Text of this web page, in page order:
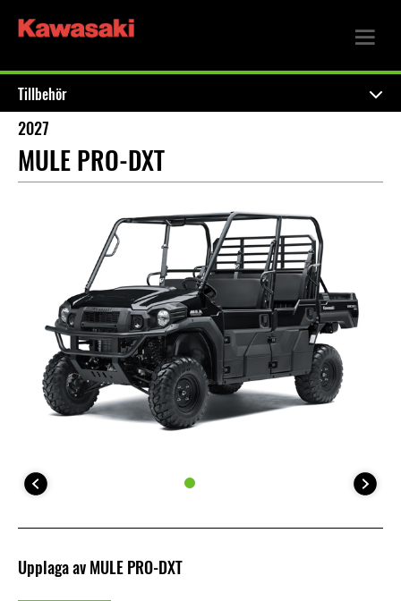
Tillbehör
2027
MULE PRO-DXT
Upplaga av MULE PRO-DXT